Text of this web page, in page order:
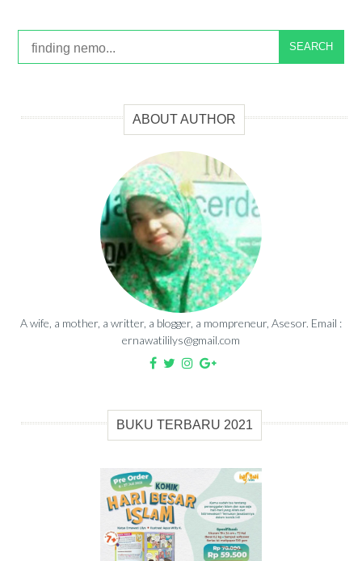
SEARCH
ABOUT AUTHOR
A wife, a mother, a writter, a blogger, a mompreneur, Asesor. Email :
ernawatililys@gmail.com
BUKU TERBARU 2021